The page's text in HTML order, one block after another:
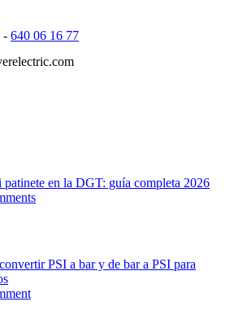
- 640 06 16 77
patinete en la DGT: guía completa 2026
PSI a bar y de bar a PSI para